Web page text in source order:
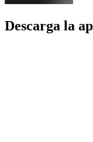
Descarga la